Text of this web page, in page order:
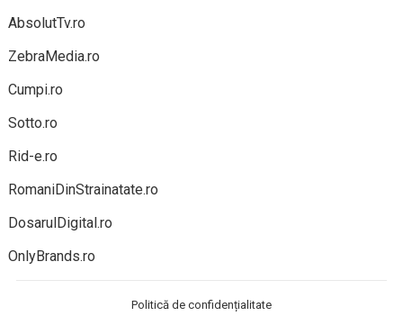
AbsolutTv.ro
ZebraMedia.ro
Cumpi.ro
Sotto.ro
Rid-e.ro
RomaniDinStrainatate.ro
DosarulDigital.ro
OnlyBrands.ro
Politică de confidențialitate